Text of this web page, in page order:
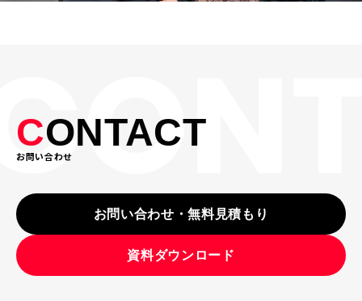
CONTACT
お問い合わせ
お問い合わせ・無料見積もり
資料ダウンロード